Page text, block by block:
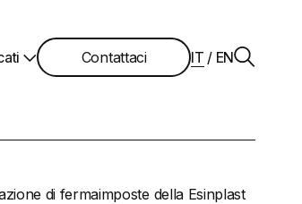
Contattaci IT / EN
di fermaimposte della Esinplast